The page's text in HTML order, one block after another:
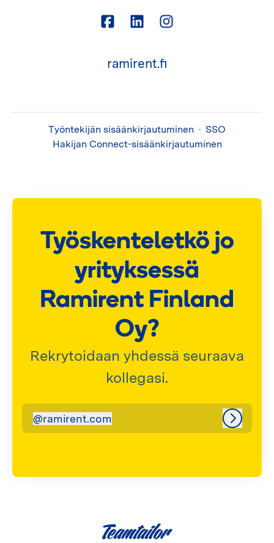
ramirent.fi
Työntekijän sisäänkirjautuminen · SSO
Hakijan Connect-sisäänkirjautuminen
Työskenteletkö jo
yrityksessä
Ramirent Finland
Oy?
Rekrytoidaan yhdessä seuraava
kollegasi.
ramirent.com
@ramirent.com